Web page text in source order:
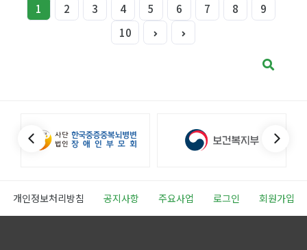
1 2 3 4 5 6 7 8
9
10
개인정보처리방침 공지사항 주요사업 로그인 회원가입